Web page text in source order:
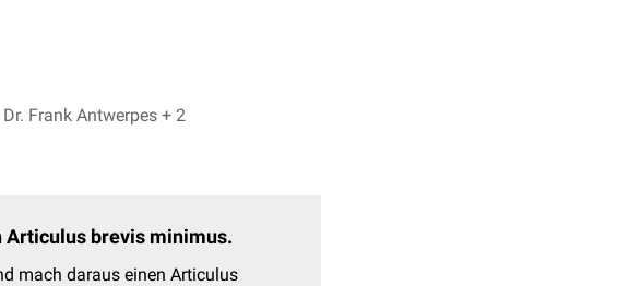
Lorenzo Botteselle, Dr. Frank Antwerpes + 2
Articulus brevis minimus.
mach daraus einen Articulus